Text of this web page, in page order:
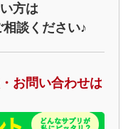
方は
談ください♪
お問い合わせは